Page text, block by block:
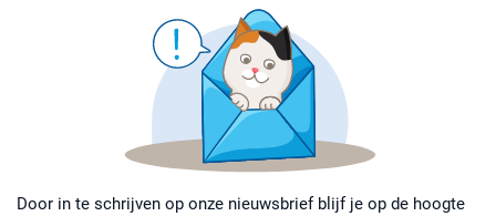
Door in te schrijven op onze nieuwsbrief blijf je op de hoogte